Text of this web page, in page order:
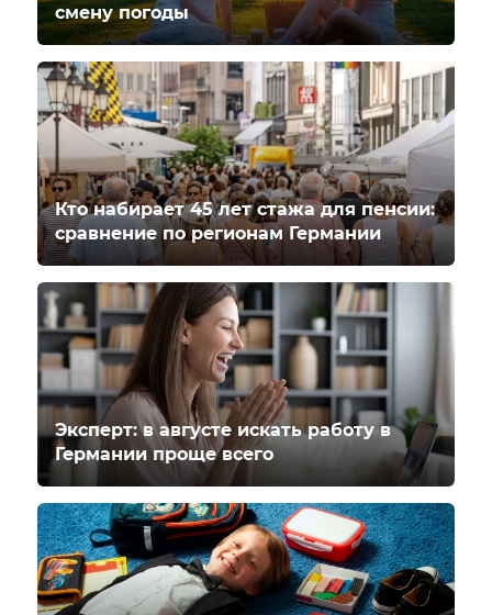
смену погоды
Кто набирает 45 лет стажа для пенсии:
сравнение по регионам Германии
Эксперт: в августе искать работу в
Германии проще всего